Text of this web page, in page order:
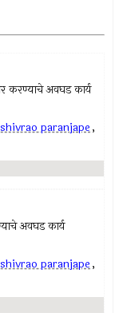
करण्याचे अवघड कार्य
paranjape,
अवघड कार्य
paranjape,